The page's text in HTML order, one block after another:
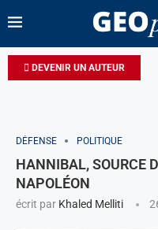
DEVENIR UN AUTEUR
DÉFENSE POLITIQUE
HANNIBAL, SOURCE
NAPOLÉON
écrit par Khaled Melliti